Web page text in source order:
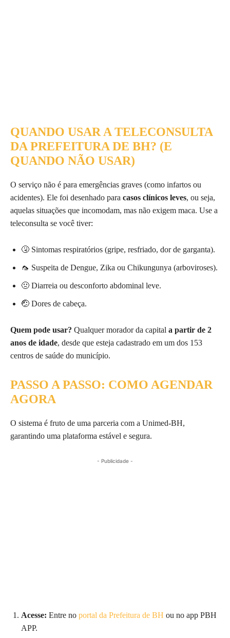
QUANDO USAR A TELECONSULTA
DA PREFEITURA DE BH? (E
QUANDO NÃO USAR)
O serviço não é para emergências graves (como infartos ou
acidentes). Ele foi desenhado para casos clínicos leves, ou seja,
aquelas situações que incomodam, mas não exigem maca. Use a
teleconsulta se você tiver:
🤧 Sintomas respiratórios (gripe, resfriado, dor de garganta).
🦟 Suspeita de Dengue, Zika ou Chikungunya (arboviroses).
🤢 Diarreia ou desconforto abdominal leve.
🤕 Dores de cabeça.
Quem pode usar? Qualquer morador da capital a partir de 2
anos de idade, desde que esteja cadastrado em um dos 153
centros de saúde do município.
PASSO A PASSO: COMO AGENDAR
AGORA
O sistema é fruto de uma parceria com a Unimed-BH,
garantindo uma plataforma estável e segura.
- Publicidade -
Acesse: Entre no portal da Prefeitura de BH ou no app PBH
APP.